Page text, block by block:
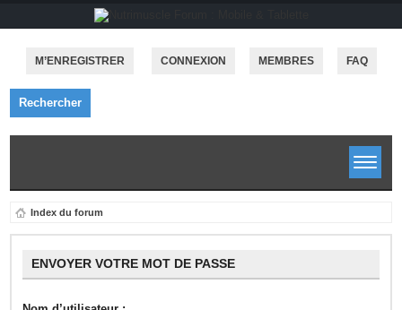
M’ENREGISTRER CONNEXION MEMBRES FAQ
Rechercher
Index du forum
ENVOYER VOTRE MOT DE PASSE